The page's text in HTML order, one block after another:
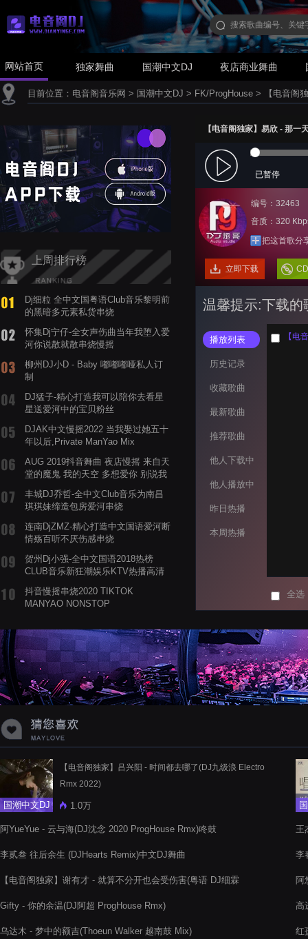
网站首页 独家舞曲 国潮中文DJ 夜店商业舞曲
目前位置： 电音阁音乐网 > 国潮中文DJ > FK/ProgHouse > 【电音阁
上周排行榜
Dj细粒 全中文国粤语Club音乐黎明前
的黑暗多元素私货串烧
怀集Dj宁仔-全女声伤曲当年我堕入爱
河你说散就散串烧慢摇
柳州DJ小D - Baby 嘟嘟嘟哑私人订
制
DJ猛子-精心打造我可以陪你去看星
星送爱河中的宝贝粉丝
DJAK中文慢摇2022 当我娶过她五十
年以后,Private ManYao Mix
AUG 2019抖音舞曲 夜店慢摇 来自天
堂的魔鬼 我的天空 多想爱你 别说我
丰城DJ乔哲-全中文Club音乐为南昌
琪琪妹缔造包房爱河串烧
连南DjZMZ-精心打造中文国语爱河断
情殇百听不厌伤感串烧
贺州Dj小强-全中文国语2018热榜
CLUB音乐新狂潮娱乐KTV热播高清
抖音慢摇串烧2020 TIKTOK
MANYAO NONSTOP
蝉爸爸妈妈爱存在夏天的风是想你的
声音啊
【电音阁独家】易欣 - 那
已暂停
编号：32463
音质：320
把这首歌分
立即下载
温馨提示:下载的
播放列表
历史记录
收藏歌曲
最新歌曲
推荐歌曲
他人下载中
他人播放中
昨日热播
本周热播
【电
全选
国潮中文DJ
【电音阁独家】吕兴阳 - 时间都去哪了(DJ九级浪 Electro
Rmx 2022)
1.0万
阿YueYue - 云与海(DJ沈念 2020 ProgHouse Rmx)咚鼓
李贰叁 往后余生 (DJHearts Remix)中文DJ舞曲
【电音阁独家】谢有才 - 就算不分开也会受伤害(粤语 DJ细霖
Gifty - 你的余温(DJ阿超 ProgHouse Rmx)
乌达木 - 梦中的额吉(Thoeun Walker 越南鼓 Mix)
王
李
阿
高
红